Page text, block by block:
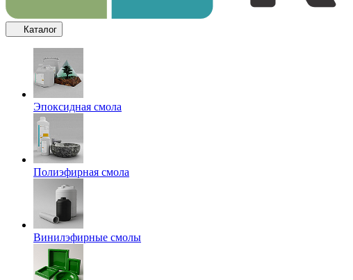
Каталог
Эпоксидная смола
Полиэфирная смола
Винилэфирные смолы